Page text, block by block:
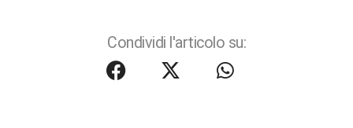
Condividi l'articolo su: